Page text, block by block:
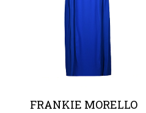
FRANKIE MORELLO